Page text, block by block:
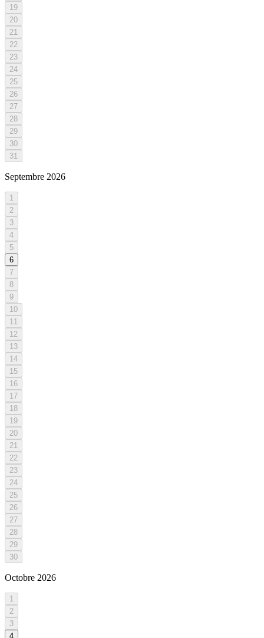
19
20
21
22
23
24
25
26
27
28
29
30
31
Septembre 2026
1
2
3
4
5
6
7
8
9
10
11
12
13
14
15
16
17
18
19
20
21
22
23
24
25
26
27
28
29
30
Octobre 2026
1
2
3
4